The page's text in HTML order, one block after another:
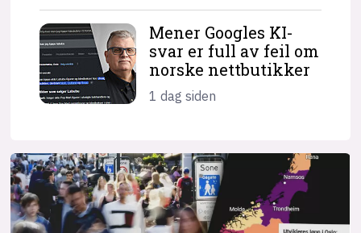
Mener Googles KI-
svar er full av feil om
norske nettbutikker
1 dag siden